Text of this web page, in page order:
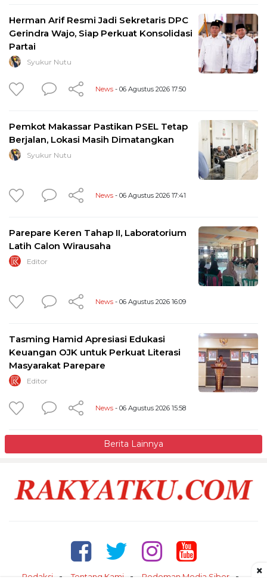
Herman Arif Resmi Jadi Sekretaris DPC
Gerindra Wajo, Siap Perkuat Konsolidasi
Partai
Syukur Nutu
News - 06 Agustus 2026 17:50
Pemkot Makassar Pastikan PSEL Tetap
Berjalan, Lokasi Masih Dimatangkan
Syukur Nutu
News - 06 Agustus 2026 17:41
Parepare Keren Tahap II, Laboratorium
Latih Calon Wirausaha
Editor
News - 06 Agustus 2026 16:09
Tasming Hamid Apresiasi Edukasi
Keuangan OJK untuk Perkuat Literasi
Masyarakat Parepare
Editor
News - 06 Agustus 2026 15:58
Berita Lainnya
Redaksi Tentang Kami Pedoman Media Siber ×